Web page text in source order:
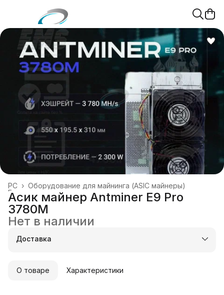
Оборудование для майнинга (ASIC майнеры)
PC ›
Главная
Асик майнер Antminer E9 Pro
3780M
Нет в наличии
Доставка
О товаре Характеристики